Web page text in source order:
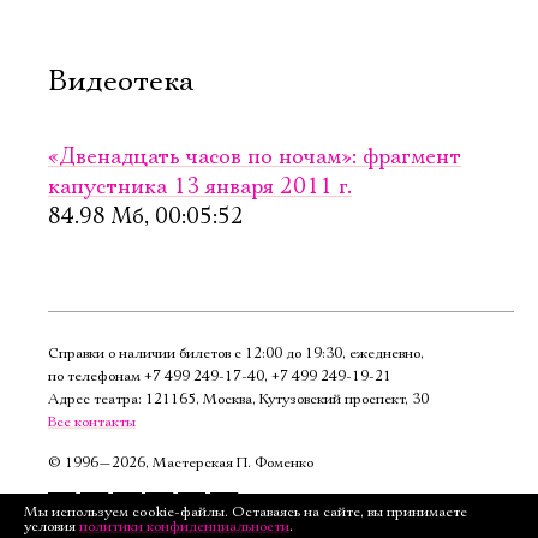
Видеотека
«Двенадцать часов по ночам»: фрагмент
капустника 13 января 2011 г.
84.98 Мб, 00:05:52
Справки о наличии билетов с 12:00 до 19:30, ежедневно,
по телефонам +7 499 249‑17‑40, +7 499 249‑19‑21
Адрес театра: 121165, Москва, Кутузовский проспект, 30
Все контакты
© 1996—2026, Мастерская П. Фоменко
Подписаться
Мы используем cookie-файлы. Оставаясь на сайте, вы принимаете
условия политики конфиденциальности.